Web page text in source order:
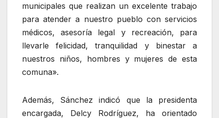
municipales que realizan un excelente trabajo
para atender a nuestro pueblo con servicios
médicos, asesoría legal y recreación, para
llevarle felicidad, tranquilidad y binestar a
nuestros niños, hombres y mujeres de esta
comuna».
Además, Sánchez indicó que la presidenta
encargada, Delcy Rodríguez, ha orientado